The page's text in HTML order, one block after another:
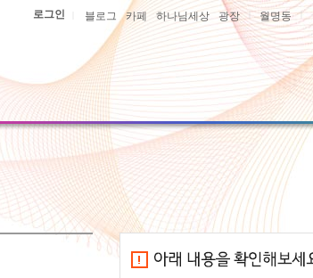
블로그 카페 하나님세상 광장 월명동 |
로그인